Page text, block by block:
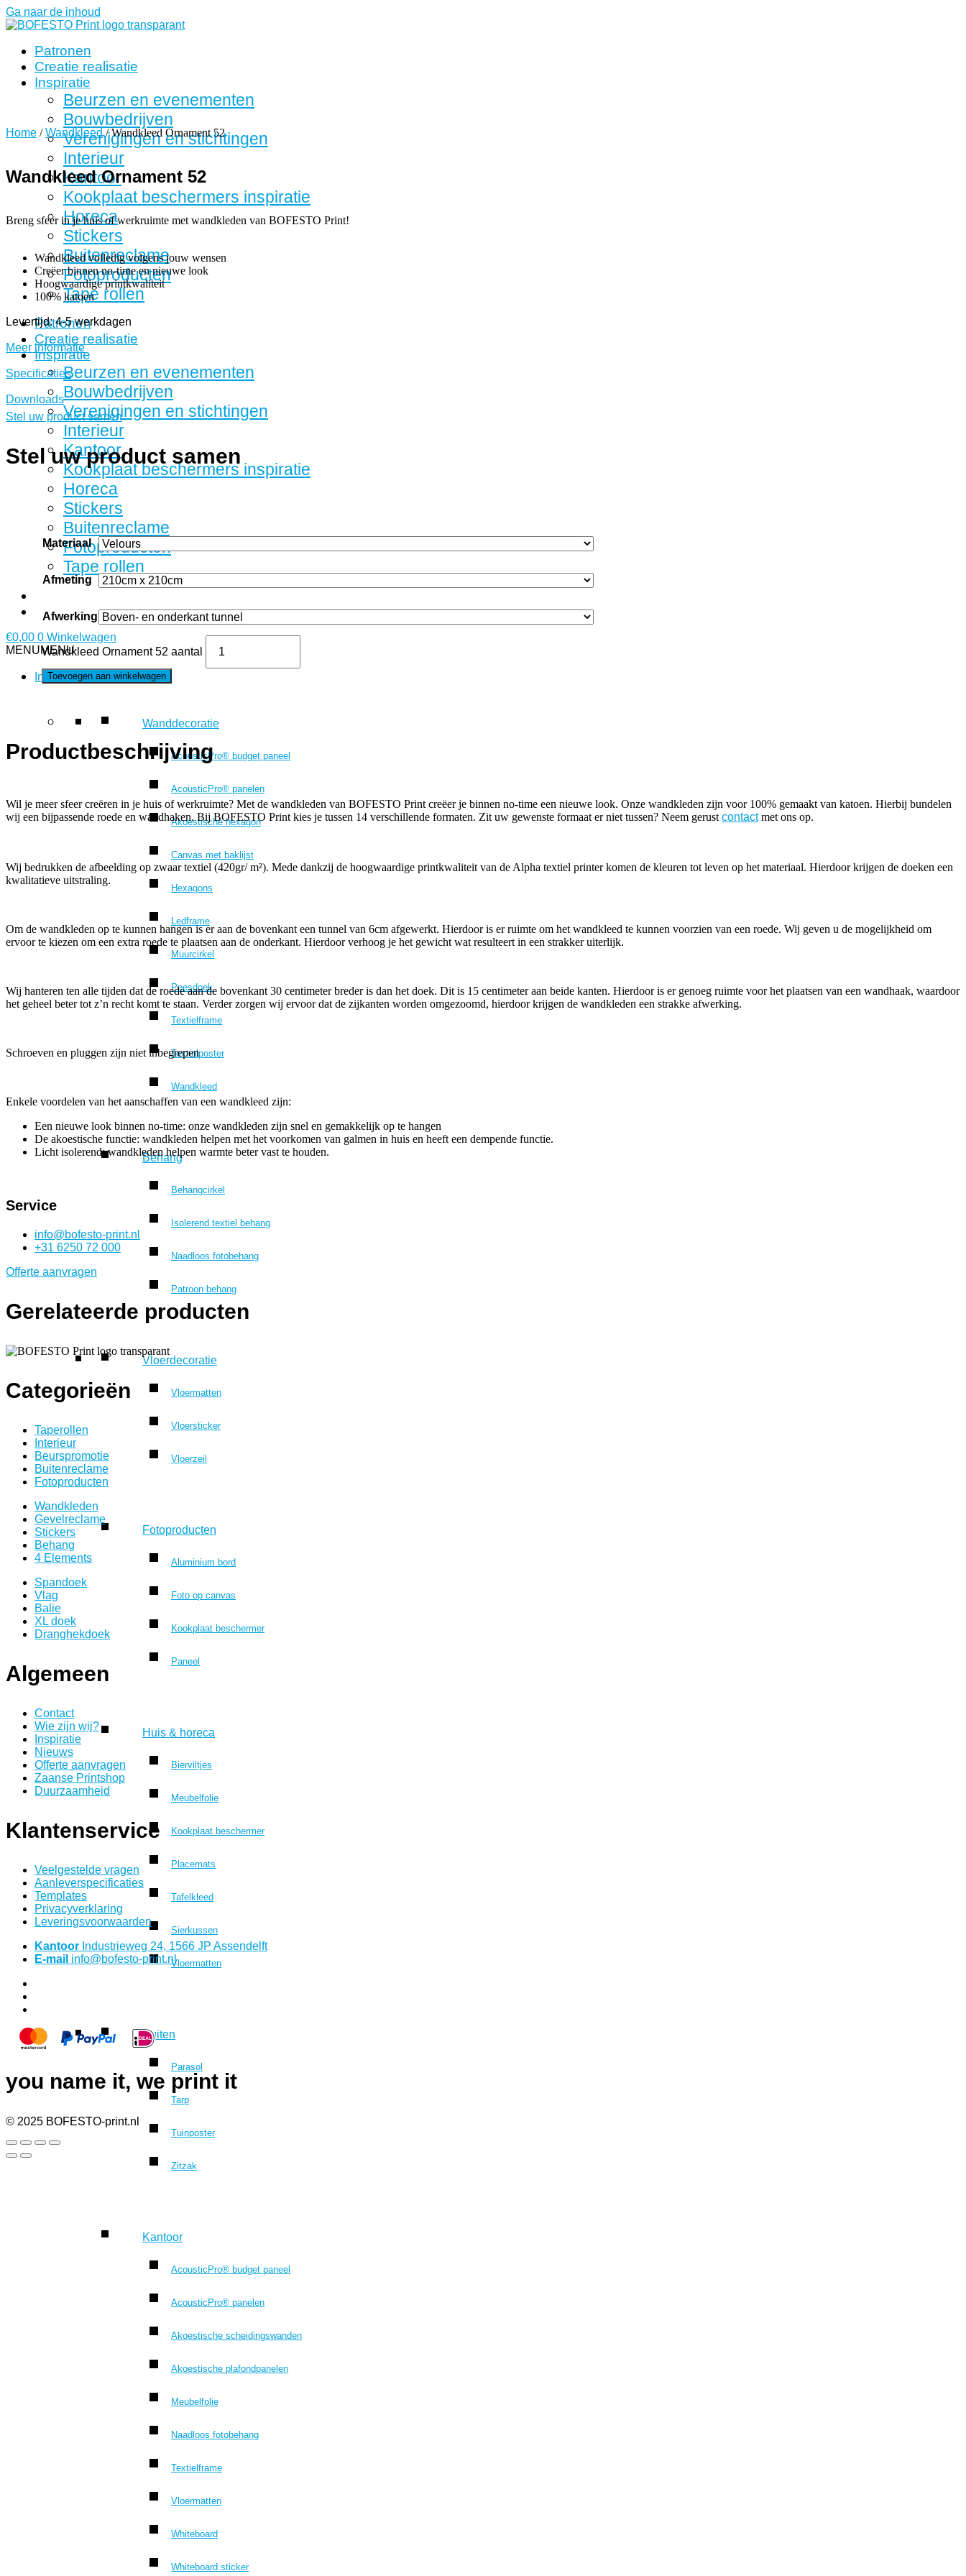
Ga naar de inhoud
Patronen
Creatie realisatie
Inspiratie
Beurzen en evenementen
Bouwbedrijven
Verenigingen en stichtingen
Interieur
Kantoor
Kookplaat beschermers inspiratie
Horeca
Stickers
Buitenreclame
Fotoproducten
Tape rollen
Patronen
Creatie realisatie
Inspiratie
Beurzen en evenementen
Bouwbedrijven
Verenigingen en stichtingen
Interieur
Kantoor
Kookplaat beschermers inspiratie
Horeca
Stickers
Buitenreclame
Fotoproducten
Tape rollen
€0,00 0 Winkelwagen
MENUMENU
Interieur
Wanddecoratie
AcousticPro® budget paneel
AcousticPro® panelen
Akoestische hexagon
Canvas met baklijst
Hexagons
Ledframe
Muurcirkel
Peesdoek
Textielframe
Textielposter
Wandkleed
Behang
Behangcirkel
Isolerend textiel behang
Naadloos fotobehang
Patroon behang
Vloerdecoratie
Vloermatten
Vloersticker
Vloerzeil
Fotoproducten
Aluminium bord
Foto op canvas
Kookplaat beschermer
Paneel
Huis & horeca
Bierviltjes
Meubelfolie
Kookplaat beschermer
Placemats
Tafelkleed
Sierkussen
Vloermatten
Buiten
Parasol
Tarp
Tuinposter
Zitzak
Kantoor
AcousticPro® budget paneel
AcousticPro® panelen
Akoestische scheidingswanden
Akoestische plafondpanelen
Meubelfolie
Naadloos fotobehang
Textielframe
Vloermatten
Whiteboard
Whiteboard sticker
Home /Wandkleed/ Wandkleed Ornament 52
Wandkleed Ornament 52
Breng sfeer in je huis of werkruimte met wandkleden van BOFESTO Print!
Wandkleed volledig volgens jouw wensen
Creëer binnen no-time en nieuwe look
Hoogwaardige printkwaliteit
100% katoen
Levertijd: 4-5 werkdagen
Meer informatie
Specificaties
Downloads
Stel uw product samen
Stel uw product samen
Materiaal
Afmeting
Afwerking
Wandkleed Ornament 52 aantal
Toevoegen aan winkelwagen
Productbeschrijving
Wil je meer sfeer creëren in je huis of werkruimte? Met de wandkleden van BOFESTO Print creëer je binnen no-time een nieuwe look. Onze wandkleden zijn voor 100% gemaakt van katoen. Hierbij bundelen
wij een bijpassende roede en wandhaken. Bij BOFESTO Print kies je tussen 14 verschillende formaten. Zit uw gewenste formaat er niet tussen? Neem gerust contactmet ons op.
Wij bedrukken de afbeelding op zwaar textiel (420gr/ m²). Mede dankzij de hoogwaardige printkwaliteit van de Alpha textiel printer komen de kleuren tot leven op het materiaal. Hierdoor krijgen de doeken een
kwalitatieve uitstraling.
Om de wandkleden op te kunnen hangen is er aan de bovenkant een tunnel van 6cm afgewerkt. Hierdoor is er ruimte om het wandkleed te kunnen voorzien van een roede. Wij geven u de mogelijkheid om
ervoor te kiezen om een extra roede te plaatsen aan de onderkant. Hierdoor verhoog je het gewicht wat resulteert in een strakker uiterlijk.
Wij hanteren ten alle tijden dat de roede aan de bovenkant 30 centimeter breder is dan het doek. Dit is 15 centimeter aan beide kanten. Hierdoor is er genoeg ruimte voor het plaatsen van een wandhaak, waardoor
het geheel beter tot z’n recht komt te staan. Verder zorgen wij ervoor dat de zijkanten worden omgezoomd, hierdoor krijgen de wandkleden een strakke afwerking.
Schroeven en pluggen zijn niet inbegrepen
Enkele voordelen van het aanschaffen van een wandkleed zijn:
Een nieuwe look binnen no-time: onze wandkleden zijn snel en gemakkelijk op te hangen
De akoestische functie: wandkleden helpen met het voorkomen van galmen in huis en heeft een dempende functie.
Licht isolerend: wandkleden helpen warmte beter vast te houden.
Service
info@bofesto-print.nl
+31 6250 72 000
Offerte aanvragen
Gerelateerde producten
Categorieën
Taperollen
Interieur
Beurspromotie
Buitenreclame
Fotoproducten
Wandkleden
Gevelreclame
Stickers
Behang
4 Elements
Spandoek
Vlag
Balie
XL doek
Dranghekdoek
Algemeen
Contact
Wie zijn wij?
Inspiratie
Nieuws
Offerte aanvragen
Zaanse Printshop
Duurzaamheid
Klantenservice
Veelgestelde vragen
Aanleverspecificaties
Templates
Privacyverklaring
Leveringsvoorwaarden
Kantoor Industrieweg 24, 1566 JP Assendelft
E-mail info@bofesto-print.nl
you name it, we print it
© 2025 BOFESTO-print.nl